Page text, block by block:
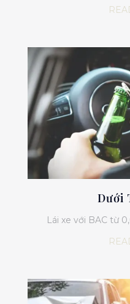
Dưới
Lái xe với BAC từ